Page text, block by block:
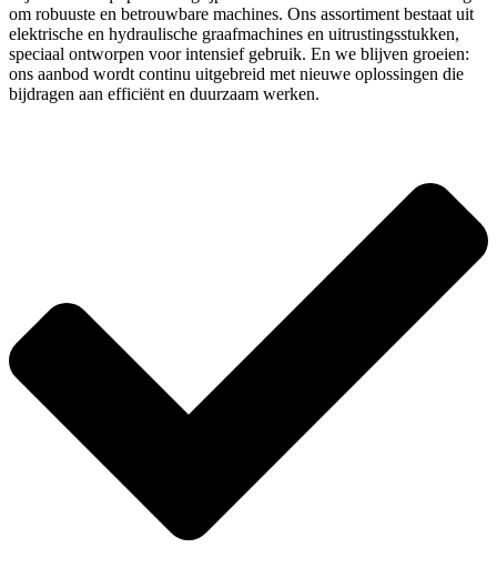
om robuuste en betrouwbare machines. Ons assortiment bestaat uit
elektrische en hydraulische graafmachines en uitrustingsstukken,
speciaal ontworpen voor intensief gebruik. En we blijven groeien:
ons aanbod wordt continu uitgebreid met nieuwe oplossingen die
bijdragen aan efficiënt en duurzaam werken.